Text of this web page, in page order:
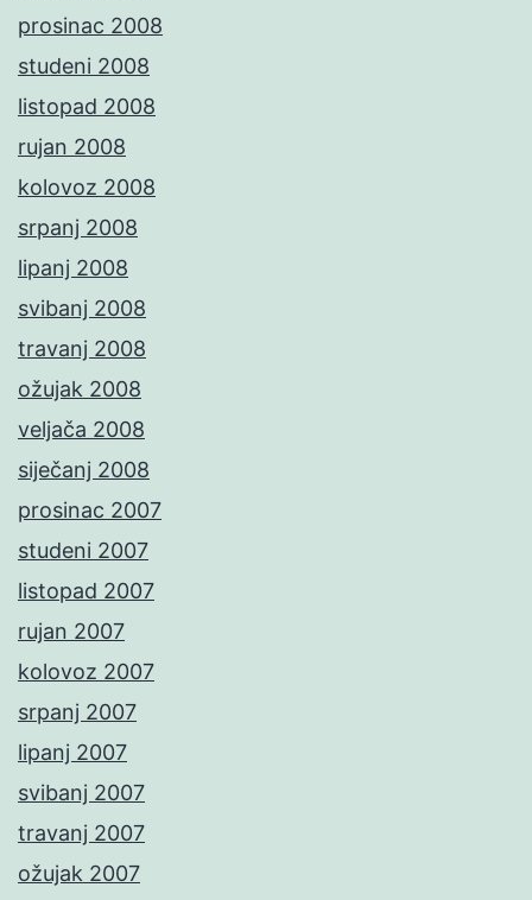
prosinac 2008
studeni 2008
listopad 2008
rujan 2008
kolovoz 2008
srpanj 2008
lipanj 2008
svibanj 2008
travanj 2008
ožujak 2008
veljača 2008
siječanj 2008
prosinac 2007
studeni 2007
listopad 2007
rujan 2007
kolovoz 2007
srpanj 2007
lipanj 2007
svibanj 2007
travanj 2007
ožujak 2007